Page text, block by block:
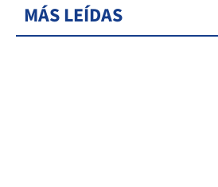
MÁS LEÍDAS